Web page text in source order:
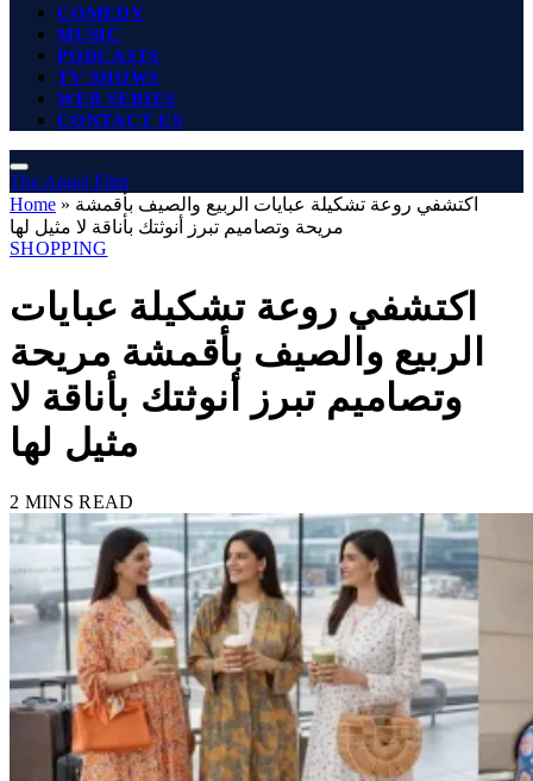
COMEDY
MUSIC
PODCASTS
TV SHOWS
WEB SERIES
CONTACT US
The Angel Film
Home » اكتشفي روعة تشكيلة عبايات الربيع والصيف بأقمشة
مريحة وتصاميم تبرز أنوثتك بأناقة لا مثيل لها
SHOPPING
اكتشفي روعة تشكيلة عبايات
الربيع والصيف بأقمشة مريحة
وتصاميم تبرز أنوثتك بأناقة لا
مثيل لها
2 MINS READ